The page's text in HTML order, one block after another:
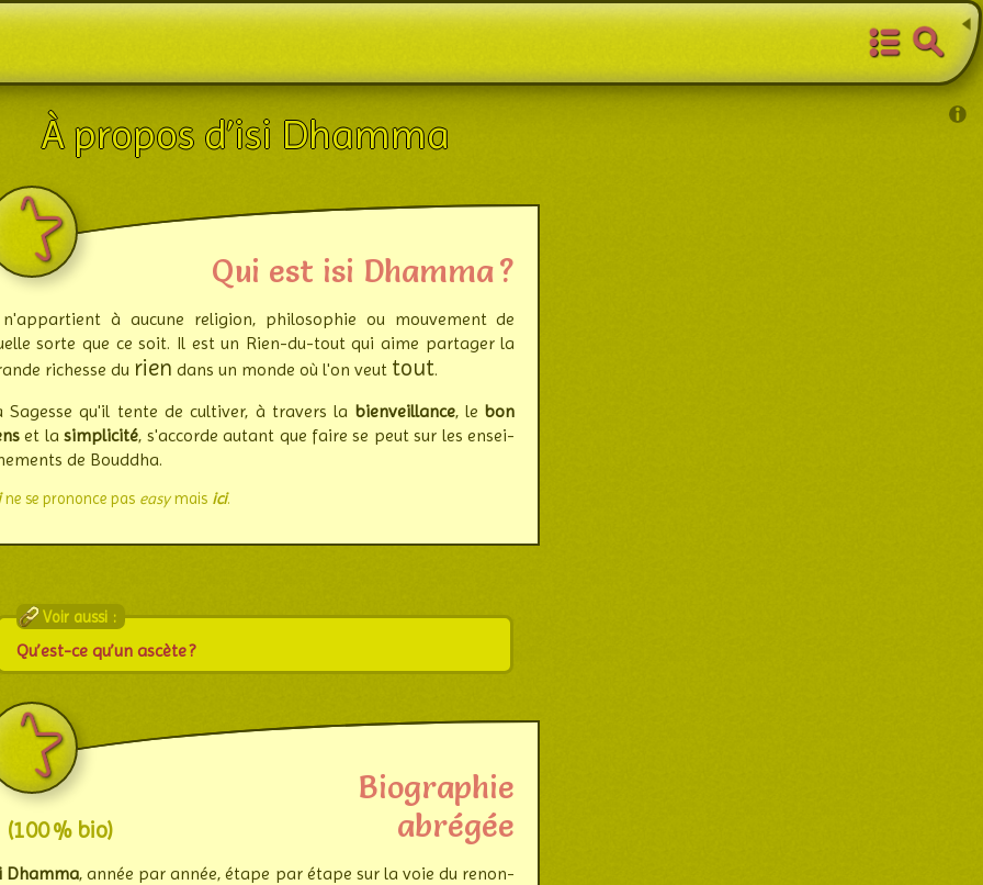
À propos d’isi Dhamma
Qui est isi Dhamma ?
à aucune religion, philo­sophie ou mouvement de
sorte que ce soit. Il est un Rien-du-tout qui aime par­tager la
richesse du rien dans un monde où l'on veut tout.
Sagesse qu'il tente de cultiver, à travers la bienveillance, lebon
et lasimpli­cité, s'accorde autant que faire se peut sur les ensei­
de Bouddha.
ne se prononce pas easymais ici.
Voir aussi :
Qu’est-ce qu’un ascète ?
(100 % bio)
Biographie
abrégée
Dhamma, année par année, étape par étape sur la voie du renon­